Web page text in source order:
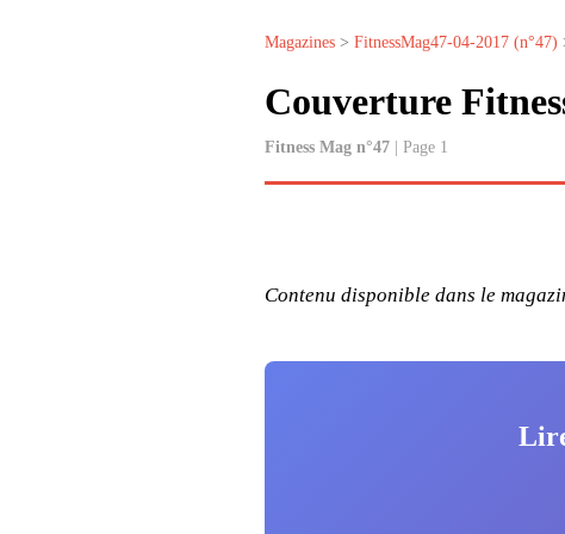
Magazines > FitnessMag47-04-2017 (n°47)
Couverture
Fitness Mag n°47 | Page 1
Contenu disponible dans le